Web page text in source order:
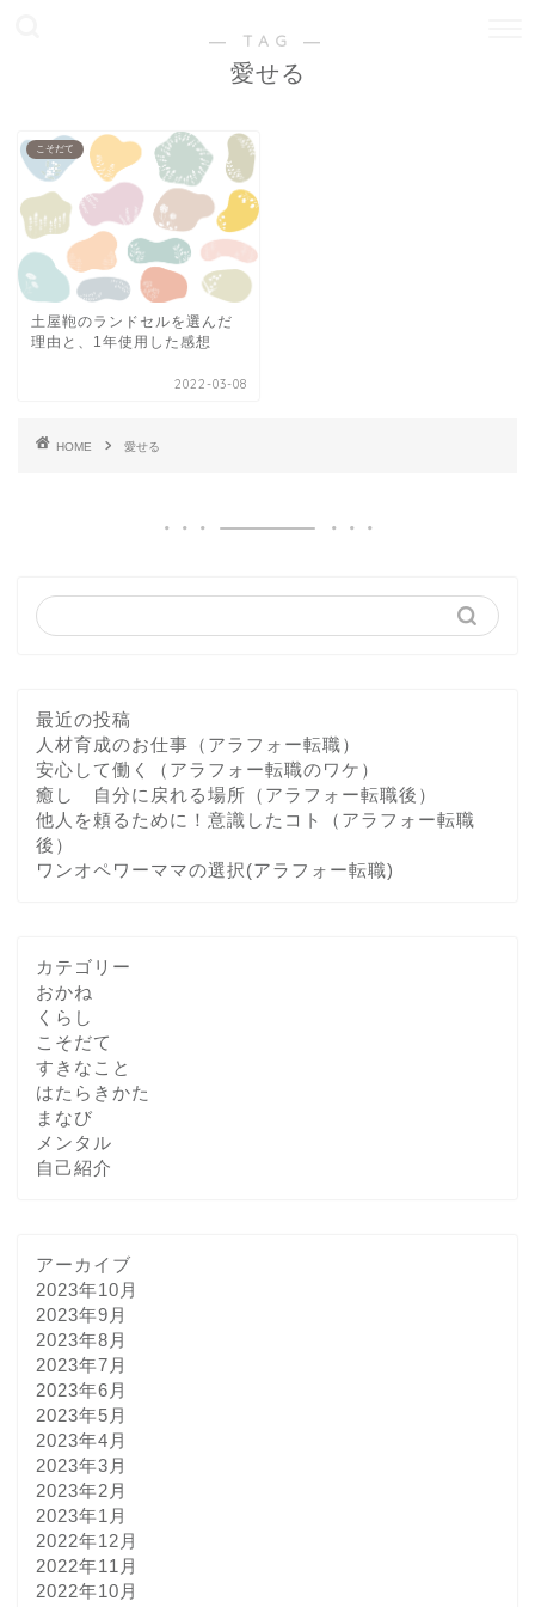
― TAG ―
愛せる
こそだて
土屋鞄のランドセルを選んだ
理由と、1年使用した感想
2022-03-08
HOME 愛せる
最近の投稿
人材育成のお仕事（アラフォー転職）
安心して働く（アラフォー転職のワケ）
癒し 自分に戻れる場所（アラフォー転職後）
他人を頼るために！意識したコト（アラフォー転職
後）
ワンオペワーママの選択(アラフォー転職)
カテゴリー
おかね
くらし
こそだて
すきなこと
はたらきかた
まなび
メンタル
自己紹介
アーカイブ
2023年10月
2023年9月
2023年8月
2023年7月
2023年6月
2023年5月
2023年4月
2023年3月
2023年2月
2023年1月
2022年12月
2022年11月
2022年10月